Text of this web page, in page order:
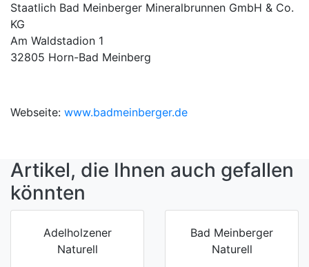
Staatlich Bad Meinberger Mineralbrunnen GmbH & Co.
KG
Am Waldstadion 1
32805 Horn-Bad Meinberg
Webseite: www.badmeinberger.de
Artikel, die Ihnen auch gefallen
könnten
Adelholzener
Naturell
Bad Meinberger
Naturell